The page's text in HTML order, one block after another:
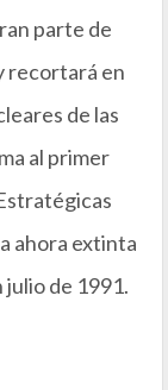
parte de
recortará en
de las
al primer
ahora extinta
julio de 1991.